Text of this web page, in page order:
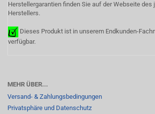
Herstellergarantien finden Sie auf der Webseite des
Herstellers.
Dieses Produkt ist in unserem Endkunden-
verfügbar.
MEHR ÜBER...
Versand- & Zahlungsbedingungen
Privatsphäre und Datenschutz